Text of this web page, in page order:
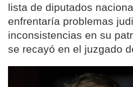
lista de diputados
enfrentaría problemas
inconsistencias en su
se recayó en el juzgado